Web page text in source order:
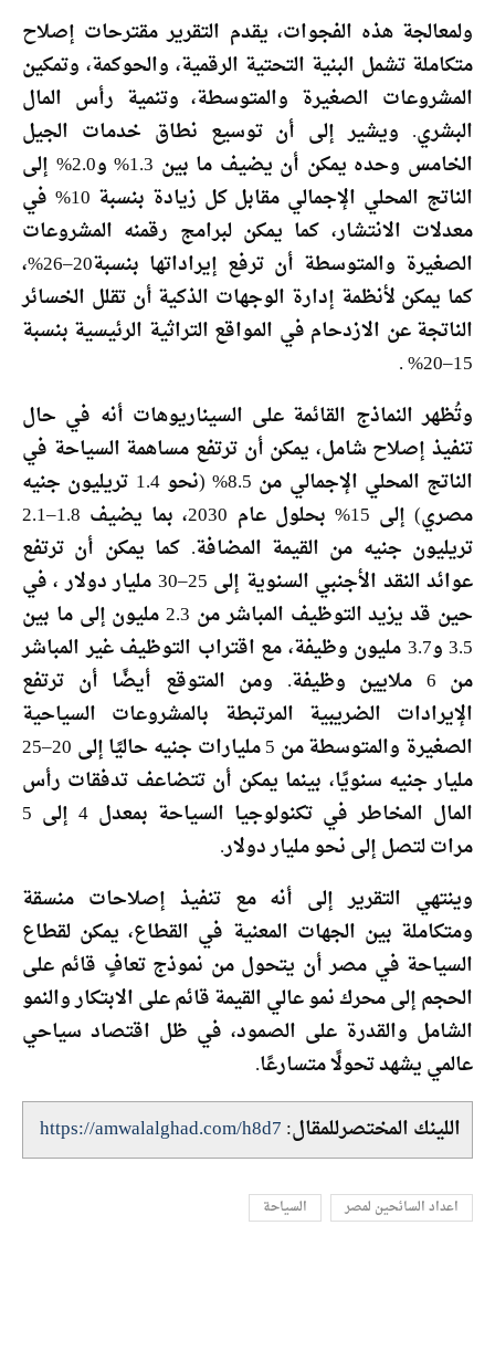
ولمعالجة هذه الفجوات، يقدم التقرير مقترحات إصلاح
متكاملة تشمل البنية التحتية الرقمية، والحوكمة، وتمكين
المشروعات الصغيرة والمتوسطة، وتنمية رأس المال
البشري. ويشير إلى أن توسيع نطاق خدمات الجيل
الخامس وحده يمكن أن يضيف ما بين 1.3% و2.0% إلى
الناتج المحلي الإجمالي مقابل كل زيادة بنسبة 10% في
معدلات الانتشار، كما يمكن لبرامج رقمنه المشروعات
الصغيرة والمتوسطة أن ترفع إيراداتها بنسبة20–26%،
كما يمكن لأنظمة إدارة الوجهات الذكية أن تقلل الخسائر
الناتجة عن الازدحام في المواقع التراثية الرئيسية بنسبة
15–20% .
وتُظهر النماذج القائمة على السيناريوهات أنه في حال
تنفيذ إصلاح شامل، يمكن أن ترتفع مساهمة السياحة في
الناتج المحلي الإجمالي من 8.5% (نحو 1.4 تريليون جنيه
مصري) إلى 15% بحلول عام 2030، بما يضيف 1.8–2.1
تريليون جنيه من القيمة المضافة. كما يمكن أن ترتفع
عوائد النقد الأجنبي السنوية إلى 25–30 مليار دولار ، في
حين قد يزيد التوظيف المباشر من 2.3 مليون إلى ما بين
3.5 و3.7 مليون وظيفة، مع اقتراب التوظيف غير المباشر
من 6 ملايين وظيفة. ومن المتوقع أيضًا أن ترتفع
الإيرادات الضريبية المرتبطة بالمشروعات السياحية
الصغيرة والمتوسطة من 5 مليارات جنيه حاليًا إلى 20–25
مليار جنيه سنويًا، بينما يمكن أن تتضاعف تدفقات رأس
المال المخاطر في تكنولوجيا السياحة بمعدل 4 إلى 5
مرات لتصل إلى نحو مليار دولار.
وينتهي التقرير إلى أنه مع تنفيذ إصلاحات منسقة
ومتكاملة بين الجهات المعنية في القطاع، يمكن لقطاع
السياحة في مصر أن يتحول من نموذج تعافٍ قائم على
الحجم إلى محرك نمو عالي القيمة قائم على الابتكار والنمو
الشامل والقدرة على الصمود، في ظل اقتصاد سياحي
عالمي يشهد تحولًا متسارعًا.
اللينك المختصرللمقال:https://amwalalghad.com/h8d7
اعداد السائحين لمصر السياحة